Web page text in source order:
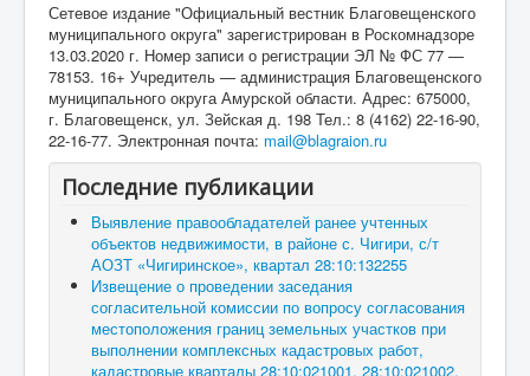
Сетевое издание "Официальный вестник Благовещенского
муниципального округа" зарегистрирован в Роскомнадзоре
13.03.2020 г. Номер записи о регистрации ЭЛ № ФС 77 —
78153. 16+ Учредитель — администрация Благовещенского
муниципального округа Амурской области. Адрес: 675000,
г. Благовещенск, ул. Зейская д. 198 Тел.: 8 (4162) 22-16-90,
22-16-77. Электронная почта: mail@blagraion.ru
Последние публикации
Выявление правообладателей ранее учтенных
объектов недвижимости, в районе с. Чигири, с/т
АОЗТ «Чигиринское», квартал 28:10:132255
Извещение о проведении заседания
согласительной комиссии по вопросу согласования
местоположения границ земельных участков при
выполнении комплексных кадастровых работ,
кадастровые кварталы 28:10:021001, 28:10:021002,